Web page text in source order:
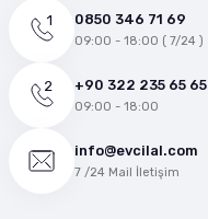
0850 346 71 69
09:00 - 18:00 ( 7/24 )
+90 322 235 65 65
09:00 - 18:00
info@evcilal.com
7 /24 Mail İletişim